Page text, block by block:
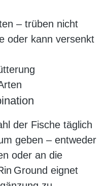
– trüben nicht
oder kann versenkt
der Fische täglich
geben – entweder
oder an die
Ground eignet